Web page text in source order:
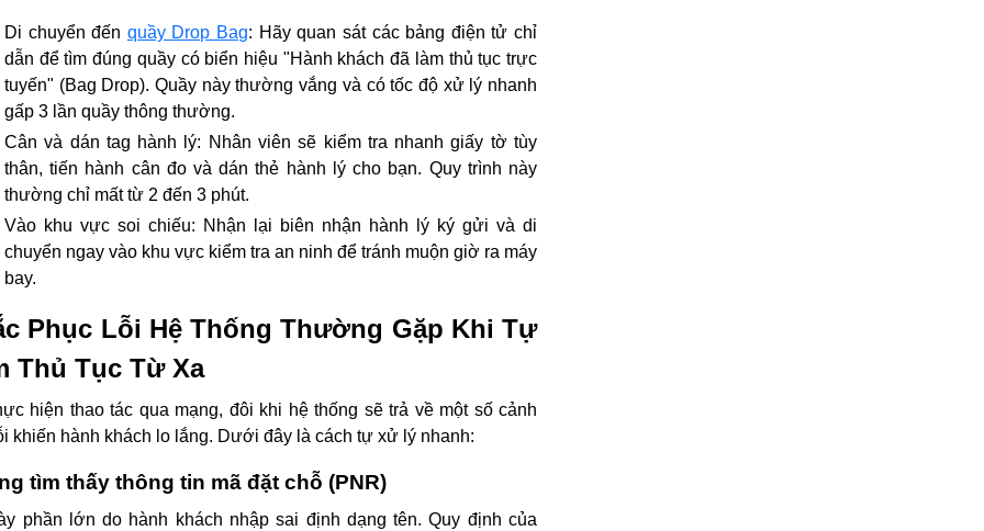
Di chuyển đến quầy Drop Bag: Hãy quan sát các bảng điện tử chỉ
dẫn để tìm đúng quầy có biển hiệu "Hành khách đã làm thủ tục trực
tuyến" (Bag Drop). Quầy này thường vắng và có tốc độ xử lý nhanh
gấp 3 lần quầy thông thường.
Cân và dán tag hành lý: Nhân viên sẽ kiểm tra nhanh giấy tờ tùy
thân, tiến hành cân đo và dán thẻ hành lý cho bạn. Quy trình này
thường chỉ mất từ 2 đến 3 phút.
Vào khu vực soi chiếu: Nhận lại biên nhận hành lý ký gửi và di
chuyển ngay vào khu vực kiểm tra an ninh để tránh muộn giờ ra máy
bay.
Phục Lỗi Hệ Thống Thường Gặp Khi Tự
Thủ Tục Từ Xa
hiện thao tác qua mạng, đôi khi hệ thống sẽ trả về một số cảnh
khiến hành khách lo lắng. Dưới đây là cách tự xử lý nhanh:
tìm thấy thông tin mã đặt chỗ (PNR)
phần lớn do hành khách nhập sai định dạng tên. Quy định của